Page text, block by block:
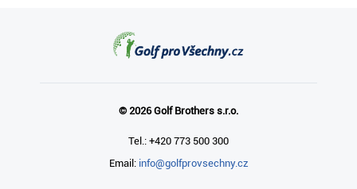
© 2026 Golf Brothers s.r.o.
Tel.: +420 773 500 300
Email: info@golfprovsechny.cz